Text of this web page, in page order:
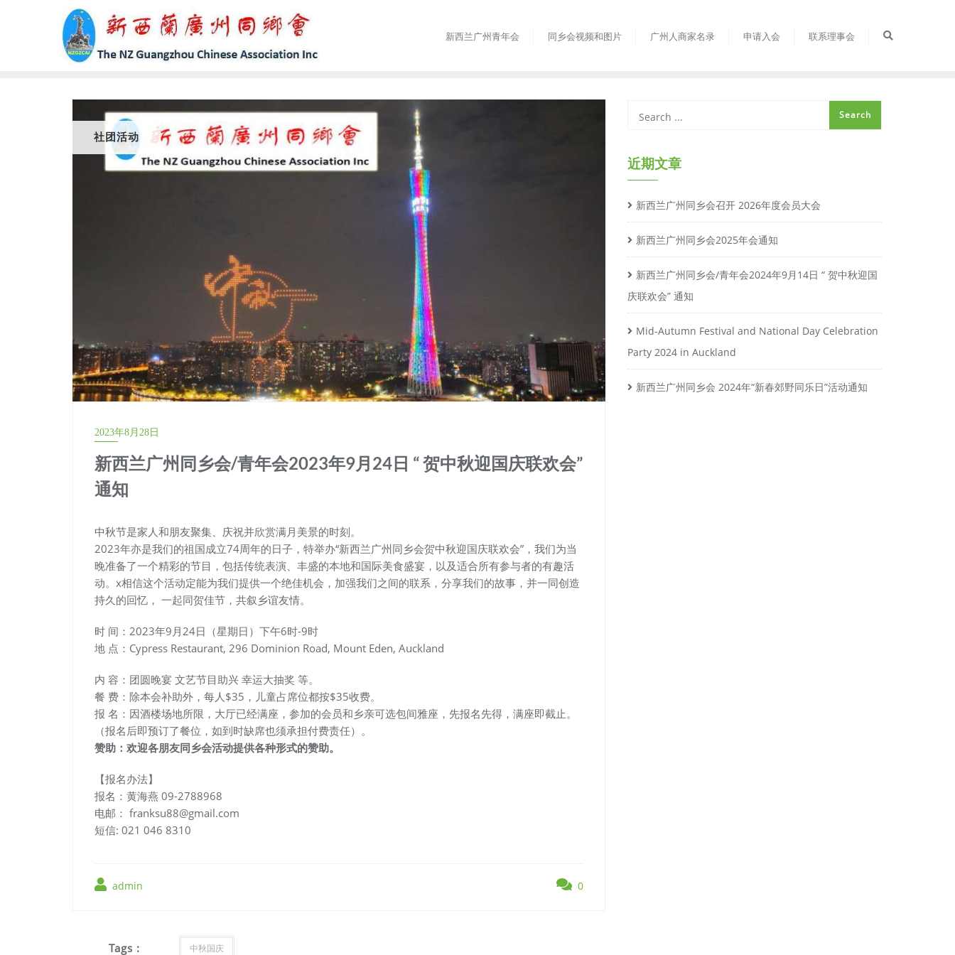
新西兰广州青年会 同乡会视频和图片 广州人商家名录 申请入会 联系理事会
社团活动
2023年8月28日
新西兰广州同乡会/青年会2023年9月24日 “ 贺中秋迎国庆联欢会”
通知
中秋节是家人和朋友聚集、庆祝并欣赏满月美景的时刻。
2023年亦是我们的祖国成立74周年的日子，特举办“新西兰广州同乡会贺中秋迎国庆联欢会”，我们为当
晚准备了一个精彩的节目，包括传统表演、丰盛的本地和国际美食盛宴，以及适合所有参与者的有趣活
动。x相信这个活动定能为我们提供一个绝佳机会，加强我们之间的联系，分享我们的故事，并一同创造
持久的回忆， 一起同贺佳节，共叙乡谊友情。
时 间：2023年9月24日（星期日）下午6时-9时
地 点：Cypress Restaurant, 296 Dominion Road, Mount Eden, Auckland
内 容：团圆晚宴 文艺节目助兴 幸运大抽奖 等。
餐 费：除本会补助外，每人$35，儿童占席位都按$35收费。
报 名：因酒楼场地所限，大厅已经满座，参加的会员和乡亲可选包间雅座，先报名先得，满座即截止。
（报名后即预订了餐位，如到时缺席也须承担付费责任）。
赞助：欢迎各朋友同乡会活动提供各种形式的赞助。
【报名办法】
报名：黄海燕 09-2788968
电邮： franksu88@gmail.com
短信: 021 046 8310
admin 0
Tags : 中秋国庆
近期文章
新西兰广州同乡会召开 2026年度会员大会
新西兰广州同乡会2025年会通知
新西兰广州同乡会/青年会2024年9月14日 “ 贺中秋迎国
庆联欢会” 通知
Mid-Autumn Festival and National Day Celebration
Party 2024 in Auckland
新西兰广州同乡会 2024年“新春郊野同乐日”活动通知